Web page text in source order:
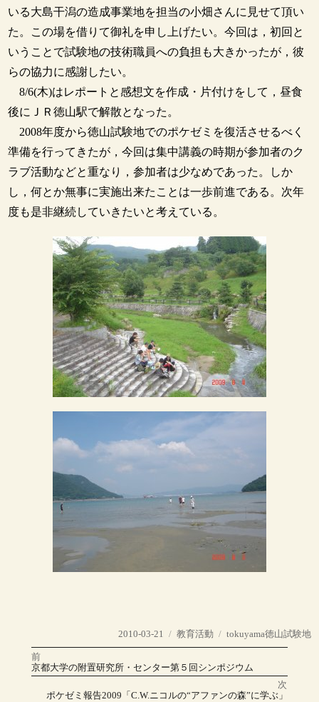
いる大島干潟の造成事業地を担当の小畑さんに見せて頂い
た。この場を借りて御礼を申し上げたい。今回は，初回と
いうことで試験地の技術職員への負担も大きかったが，彼
らの協力に感謝したい。
8/6(木)はレポートと感想文を作成・片付けをして，昼食
後にＪＲ徳山駅で解散となった。
2008年度から徳山試験地でのポケゼミを復活させるべく
準備を行ってきたが，今回は集中講義の時期が参加者のク
ラブ活動などと重なり，参加者は少なめであった。しか
し，何とか無事に実施出来たことは一歩前進である。次年
度も是非継続していきたいと考えている。
投
稿
日:
2010-03-21
カ
テ
ゴ
リ
ー
教育活動
タ
グ
tokuyama徳山試験地
投
前
前
の
京都大学の附置研究所・センター第５回シンポジウム
次
ポケゼミ報告2009「C.W.ニコルの“アファンの森”に学ぶ」